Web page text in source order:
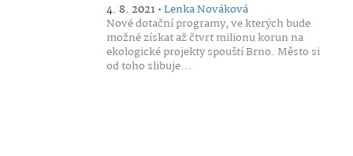
4. 8. 2021 •Lenka Nováková
Nové dotační programy, ve kterých bude
možné získat až čtvrt milionu korun na
ekologické projekty spouští Brno. Město si
od toho slibuje...